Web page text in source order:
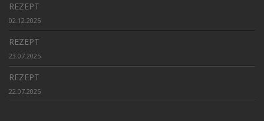
REZEPT
02.12.2025
REZEPT
23.07.2025
REZEPT
22.07.2025